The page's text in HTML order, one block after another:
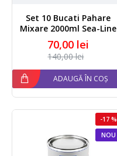
Set 10 Bucati Pahare
Mixare 2000ml Sea-Line
70,00 lei
140,00 lei
ADAUGĂ ÎN COȘ
NOU
-17 %